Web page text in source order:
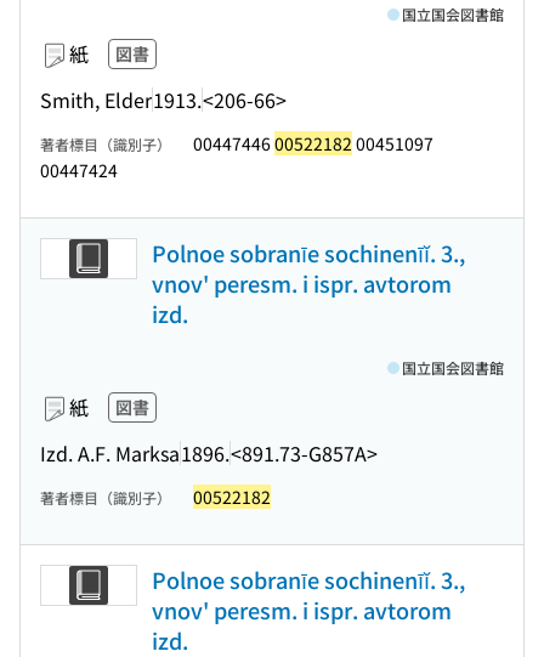
紙 図書
Smith, Elder1913.<206-66>
国立国会図書館
著者標目（識別子） 0044744600522182 00451097
00447424
Polnoe sobranīe sochinenīĭ. 3.,
vnov' peresm. i ispr. avtorom
izd.
紙 図書
Izd. A.F. Marksa1896.<891.73-G857A>
国立国会図書館
著者標目（識別子） 00522182
Polnoe sobranīe sochinenīĭ. 3.,
vnov' peresm. i ispr. avtorom
izd.